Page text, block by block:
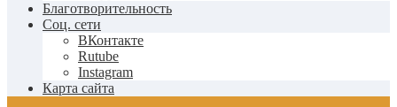
Благотворительность
Соц. сети
ВКонтакте
Rutube
Instagram
Карта сайта